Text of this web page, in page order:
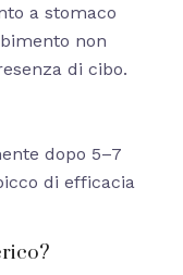
a stomaco
non
di cibo.
dopo 5–7
di efficacia